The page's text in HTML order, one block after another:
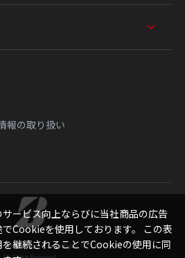
報の取り扱い
Sports Sales Japan Co., Ltd.
ービス向上ならびに当社商品の広告
Cookieを使用しております。 この表
継続されることでCookieの使用に同